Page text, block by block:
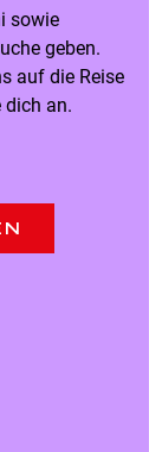
sowie
geben.
auf die Reise
dich an.